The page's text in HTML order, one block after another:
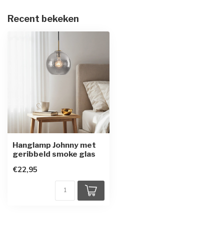
Recent bekeken
Hanglamp Johnny met
geribbeld smoke glas
€22,95